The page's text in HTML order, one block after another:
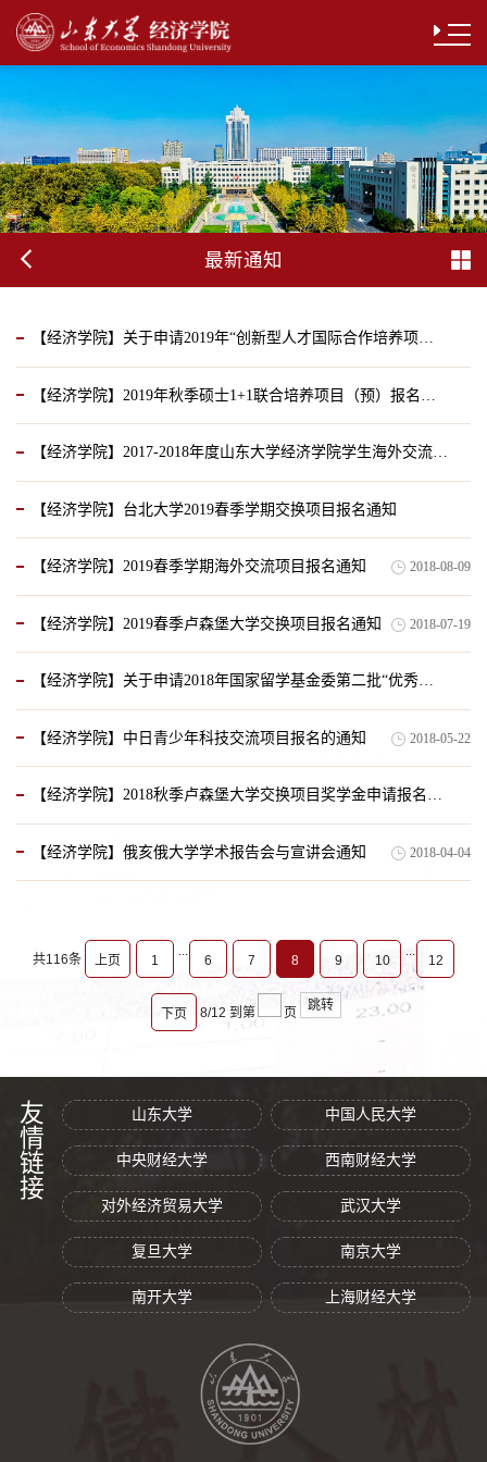
最新通知
【经济学院】关于申请2019年“创新型人才国际合作培养项目”的通知
【经济学院】2017-2018年度山东大学经济学院学生海外交流奖学金报名通知
【经济学院】台北大学2019春季学期交换项目报名通知
【经济学院】2019春季学期海外交流项目报名通知 2018-08-09
【经济学院】2019春季卢森堡大学交换项目报名通知 2018-07-19
【经济学院】关于申请2018年国家留学基金委第二批“优秀本科生国际交流项目”的通知
【经济学院】中日青少年科技交流项目报名的通知 2018-05-22
【经济学院】2018秋季卢森堡大学交换项目奖学金申请报名通知
【经济学院】俄亥俄大学学术报告会与宣讲会通知 2018-04-04
共116条 上页 1 6 7 8 9 10 12
下页 8/12 到第 页
跳转
友情链接 山东大学 中国人民大学
中央财经大学 西南财经大学
对外经济贸易大学 武汉大学
复旦大学 南京大学
南开大学 上海财经大学